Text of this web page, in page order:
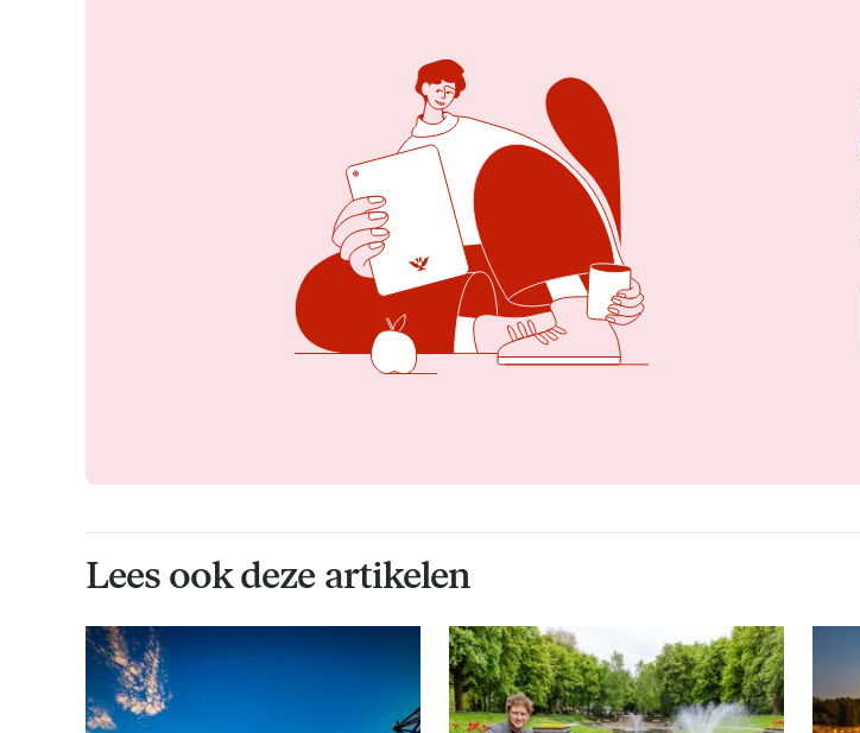
Lees ook deze artikelen